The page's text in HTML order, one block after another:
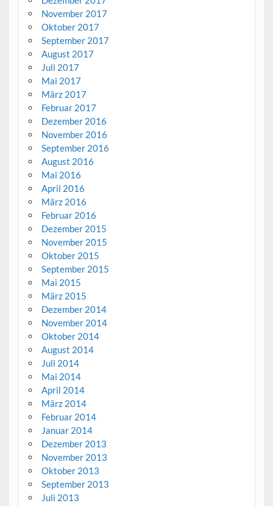
November 2017
Oktober 2017
September 2017
August 2017
Juli 2017
Mai 2017
März 2017
Februar 2017
Dezember 2016
November 2016
September 2016
August 2016
Mai 2016
April 2016
März 2016
Februar 2016
Dezember 2015
November 2015
Oktober 2015
September 2015
Mai 2015
März 2015
Dezember 2014
November 2014
Oktober 2014
August 2014
Juli 2014
Mai 2014
April 2014
März 2014
Februar 2014
Januar 2014
Dezember 2013
November 2013
Oktober 2013
September 2013
Juli 2013